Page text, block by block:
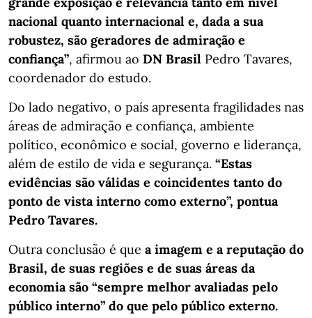
nacional quanto internacional e, dada a sua
robustez, são geradores de admiração e
confiança”, afirmou ao DN Brasil Pedro Tavares,
coordenador do estudo.
Do lado negativo, o país apresenta fragilidades nas
áreas de admiração e confiança, ambiente
político, econômico e social, governo e liderança,
além de estilo de vida e segurança. “Estas
evidências são válidas e coincidentes tanto do
ponto de vista interno como externo”, pontua
Pedro Tavares.
Outra conclusão é que a imagem e a reputação do
Brasil, de suas regiões e de suas áreas da
economia são “sempre melhor avaliadas pelo
público interno” do que pelo público externo.